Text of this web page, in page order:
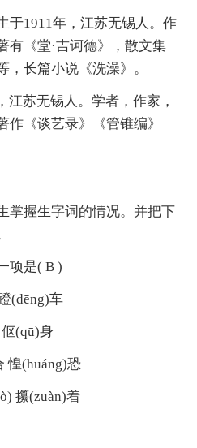
1911年，江苏无锡人。作
有《堂·吉诃德》，散文集
，长篇小说《洗澡》。
苏无锡人。学者，作家，
作《谈艺录》《管锥编》
握生字词的情况。并把下
是( B )
(dēng)车
(qū)身
(huáng)恐
攥(zuàn)着